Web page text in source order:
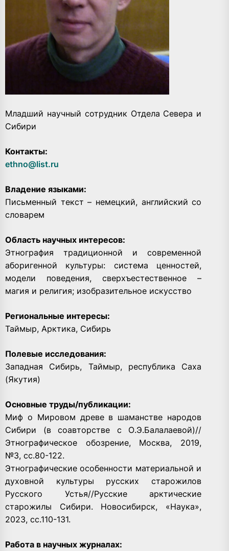
Младший научный сотрудник Отдела Севера и
Сибири
Контакты:
ethno@list.ru
Владение языками:
Письменный текст – немецкий, английский со
словарем
Область научных интересов:
Этнография традиционной и современной
аборигенной культуры: система ценностей,
модели поведения, сверхъестественное –
магия и религия; изобразительное искусство
Региональные интересы:
Таймыр, Арктика, Сибирь
Полевые исследования:
Западная Сибирь, Таймыр, республика Саха
(Якутия)
Основные труды/публикации:
Миф о Мировом древе в шаманстве народов
Сибири (в соавторстве с О.Э.Балалаевой)//
Этнографическое обозрение, Москва, 2019,
№3, сс.80-122.
Этнографические особенности материальной и
духовной культуры русских старожилов
Русского Устья//Русские арктические
старожилы Сибири. Новосибирск, «Наука»,
2023, сс.110-131.
Работа в научных журналах: